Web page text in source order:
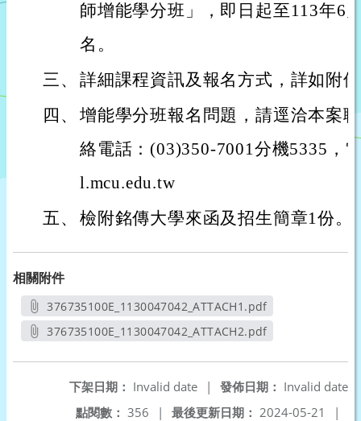
師增能學分班」，即日起至113年6
名。
三、 詳細課程資訊及報名方式，詳如附
四、 增能學分班報名問題，請逕洽本案
絡電話：(03)350-7001分機5335，
l.mcu.edu.tw
五、 檢附銘傳大學來函及招生簡章1份。
相關附件
376735100E_1130047042_ATTACH1.pdf
另開新視窗
376735100E_1130047042_ATTACH2.pdf
發佈日期： Invalid date
下架日期： Invalid date
|
最後更新日期： 2024-05-21 |
點閱數： 356 |